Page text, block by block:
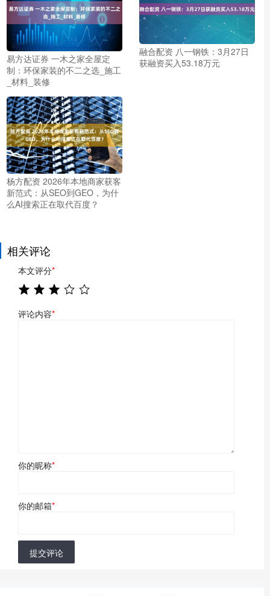
易方达证券 一木之家全屋定
制：环保家装的不二之选_施工
_材料_装修
融合配资 八一钢铁：3月27日
获融资买入53.18万元
杨方配资 2026年本地商家获客
新范式：从SEO到GEO，为什
么AI搜索正在取代百度？
相关评论
本文评分*
评论内容*
你的昵称*
你的邮箱*
提交评论